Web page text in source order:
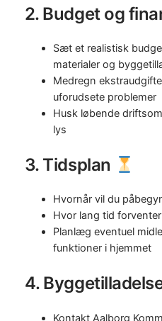
2. Budget og
Sæt et realistisk
materialer og
Medregn
uforudsete problemer
Husk løbende
lys
3. Tidsplan
Hvornår vil du
Hvor lang tid
Planlæg eventuel
funktioner i hjemmet
4.
Kontakt Aalborg